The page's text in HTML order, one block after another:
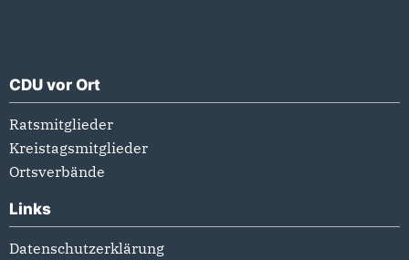
CDU vor Ort
Ratsmitglieder
Kreistagsmitglieder
Ortsverbände
Links
Datenschutzerklärung